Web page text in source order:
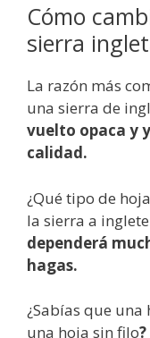
Cómo
sierra
La razón más
una sierra de
vuelto opaca y
calidad.
¿Qué tipo de
la sierra a
dependerá
hagas.
¿Sabías que
una hoja sin filo